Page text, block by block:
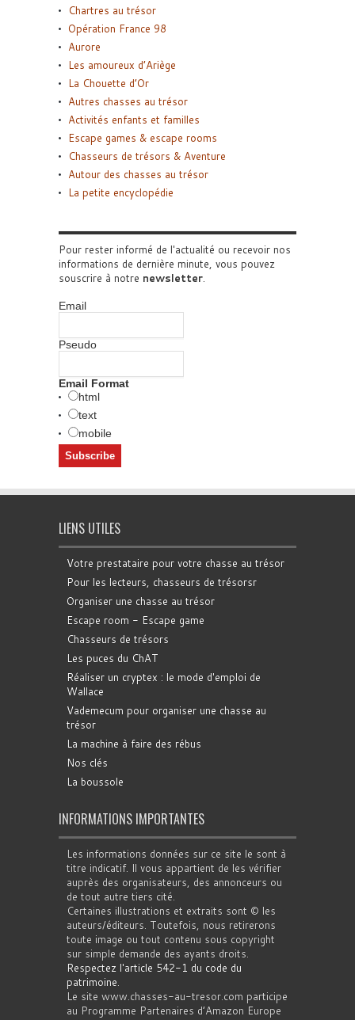
Chartres au trésor
Opération France 98
Aurore
Les amoureux d’Ariège
La Chouette d’Or
Autres chasses au trésor
Activités enfants et familles
Escape games & escape rooms
Chasseurs de trésors & Aventure
Autour des chasses au trésor
La petite encyclopédie
Pour rester informé de l'actualité ou recevoir nos
informations de dernière minute, vous pouvez
souscrire à notre newsletter.
Email
Pseudo
Email Format
html
text
mobile
LIENS UTILES
Votre prestataire pour votre chasse au trésor
Pour les lecteurs, chasseurs de trésorsr
Organiser une chasse au trésor
Escape room - Escape game
Chasseurs de trésors
Les puces du ChAT
Réaliser un cryptex : le mode d'emploi de
Wallace
Vademecum pour organiser une chasse au
trésor
La machine à faire des rébus
Nos clés
La boussole
INFORMATIONS IMPORTANTES
Les informations données sur ce site le sont à
titre indicatif. Il vous appartient de les vérifier
auprès des organisateurs, des annonceurs ou
de tout autre tiers cité.
Certaines illustrations et extraits sont © les
auteurs/éditeurs. Toutefois, nous retirerons
toute image ou tout contenu sous copyright
sur simple demande des ayants droits.
Respectez l'article 542-1 du code du
patrimoine.
Le site www.chasses-au-tresor.com participe
au Programme Partenaires d’Amazon Europe